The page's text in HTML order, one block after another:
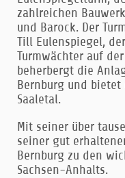
zahlreichen
und Barock. Der
Till Eulenspiegel,
Turmwächter auf
beherbergt die
Bernburg und
Saaletal.
Mit seiner über
seiner gut
Bernburg zu den
Sachsen-Anhalts.